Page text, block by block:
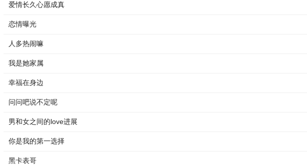
爱情长久心愿成真
恋情曝光
人多热闹嘛
我是她家属
幸福在身边
问问吧说不定呢
男和女之间的love进展
你是我的第一选择
黑卡表哥